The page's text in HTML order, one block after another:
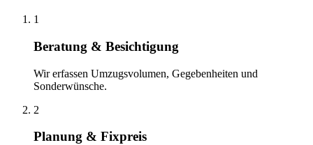
1
Beratung & Besichtigung
Wir erfassen Umzugsvolumen, Gegebenheiten und
Sonderwünsche.
2
Planung & Fixpreis